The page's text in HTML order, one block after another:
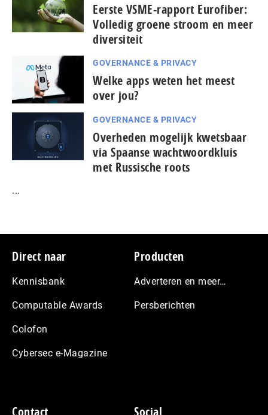
Eerste VSME-rapport Eurofiber:
Volledig groene stroom en meer
diversiteit
GOVERNANCE & PRIVACY
Welke apps weten het meest
over jou?
GOVERNANCE & PRIVACY
Overheden mogelijk kwetsbaar
via Spaanse wacht­woord­kluis
met Russische roots
...
Footer
Direct naar
Kennisbank
Computable Awards
Colofon
Cybersec e-Magazine
Producten
Adverteren en meer…
Persberichten
Contact Social